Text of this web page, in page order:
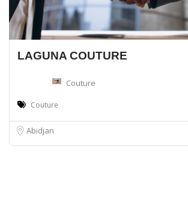
LAGUNA COUTURE
Couture
Couture
Abidjan